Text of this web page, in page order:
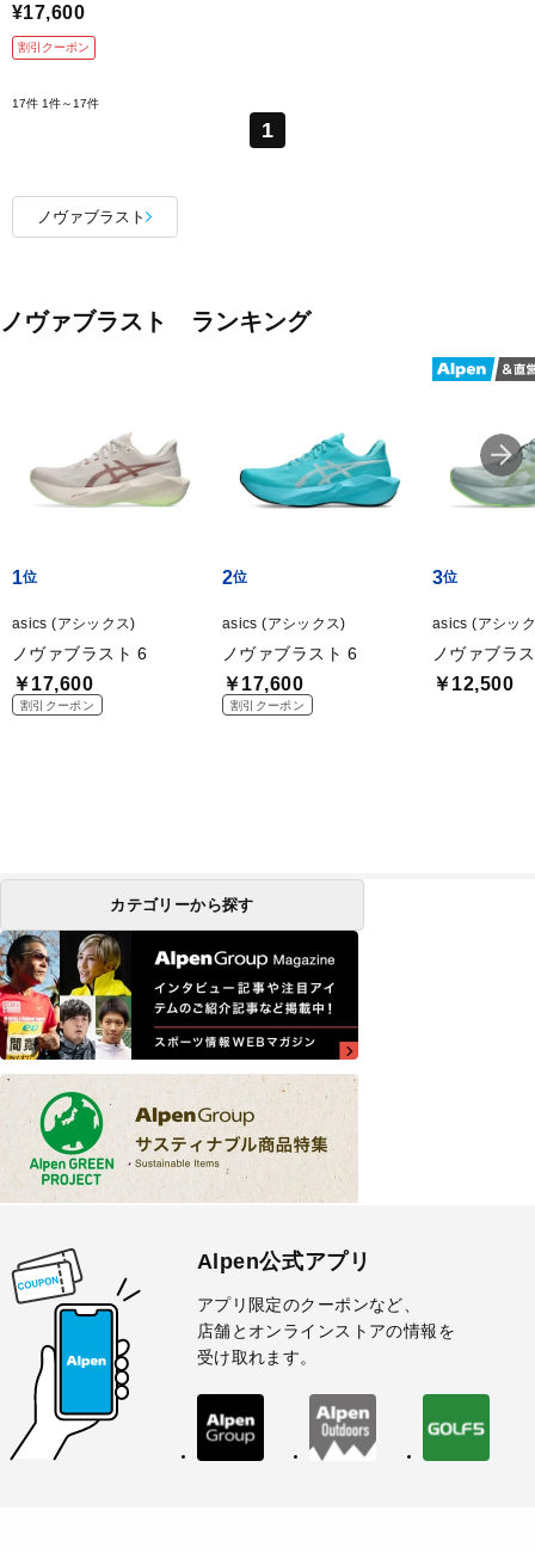
¥17,600
割引クーポン
17件 1件～17件
1
ノヴァブラスト
ノヴァブラスト ランキング
1
asics (アシックス)
ノヴァブラスト 6
￥17,600
割引クーポン
2
asics (アシックス)
ノヴァブラスト 6
￥17,600
割引クーポン
3
asics (アシッ
ノヴァブラ
￥12,500
カテゴリーから探す
Alpen公式アプリ
アプリ限定のクーポンなど、
店舗とオンラインストアの情報を
受け取れます。